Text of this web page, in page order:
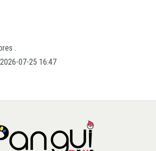
07-25 16:47